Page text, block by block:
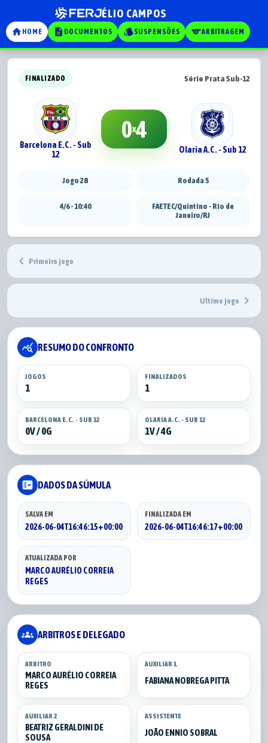
ÉLIO CAMPOS
home HOME description DOCUMENTOS styleSUSPENSÕES sportsARBITRAGEM
FINALIZADO Série Prata Sub-12
Barcelona E.C. - Sub
12
0x4
Olaria A.C. - Sub 12
Jogo 28 Rodada 5
4/6 - 10:40
FAETEC/Quintino - Rio de
Janeiro/RJ
chevron_left Primeiro jogo
Ultimo jogo chevron_right
query_stats RESUMO DO CONFRONTO
JOGOS
1
FINALIZADOS
1
BARCELONA E.C. - SUB 12
0V / 0G
OLARIA A.C. - SUB 12
1V / 4G
fact_check DADOS DA SÚMULA
SALVA EM
2026-06-04T16:46:15+00:00
FINALIZADA EM
2026-06-04T16:46:17+00:00
ATUALIZADA POR
MARCO AURÉLIO CORREIA
REGES
groups ARBITROS E DELEGADO
ARBITRO
MARCO AURÉLIO CORREIA
REGES
AUXILIAR 1
FABIANA NOBREGA PITTA
AUXILIAR 2
BEATRIZ GERALDINI DE
SOUSA
ASSISTENTE
JOÃO ENNIO SOBRAL